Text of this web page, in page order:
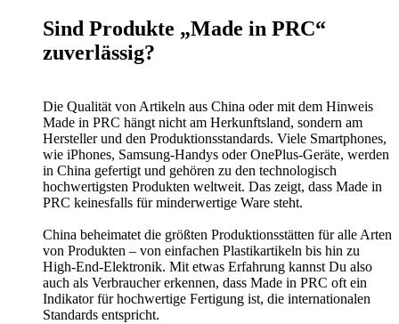
Sind Produkte „Made in PRC“
zuverlässig?
Die Qualität von Artikeln aus China oder mit dem Hinweis
Made in PRC hängt nicht am Herkunftsland, sondern am
Hersteller und den Produktionsstandards. Viele Smartphones,
wie iPhones, Samsung-Handys oder OnePlus-Geräte, werden
in China gefertigt und gehören zu den technologisch
hochwertigsten Produkten weltweit. Das zeigt, dass Made in
PRC keinesfalls für minderwertige Ware steht.
China beheimatet die größten Produktionsstätten für alle Arten
von Produkten – von einfachen Plastikartikeln bis hin zu
High-End-Elektronik. Mit etwas Erfahrung kannst Du also
auch als Verbraucher erkennen, dass Made in PRC oft ein
Indikator für hochwertige Fertigung ist, die internationalen
Standards entspricht.